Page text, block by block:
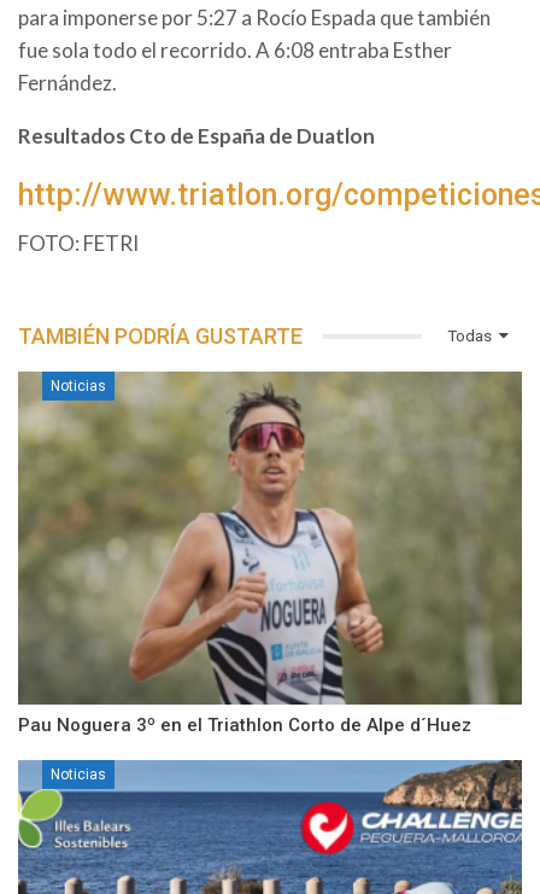
para imponerse por 5:27 a Rocío Espada que también
fue sola todo el recorrido. A 6:08 entraba Esther
Fernández.
Resultados Cto de España de Duatlon
http://www.triatlon.org/
FOTO: FETRI
Todas
TAMBIÉN PODRÍA GUSTARTE
Noticias
Pau Noguera 3º en el Triathlon Corto de Alpe d´Huez
Noticias